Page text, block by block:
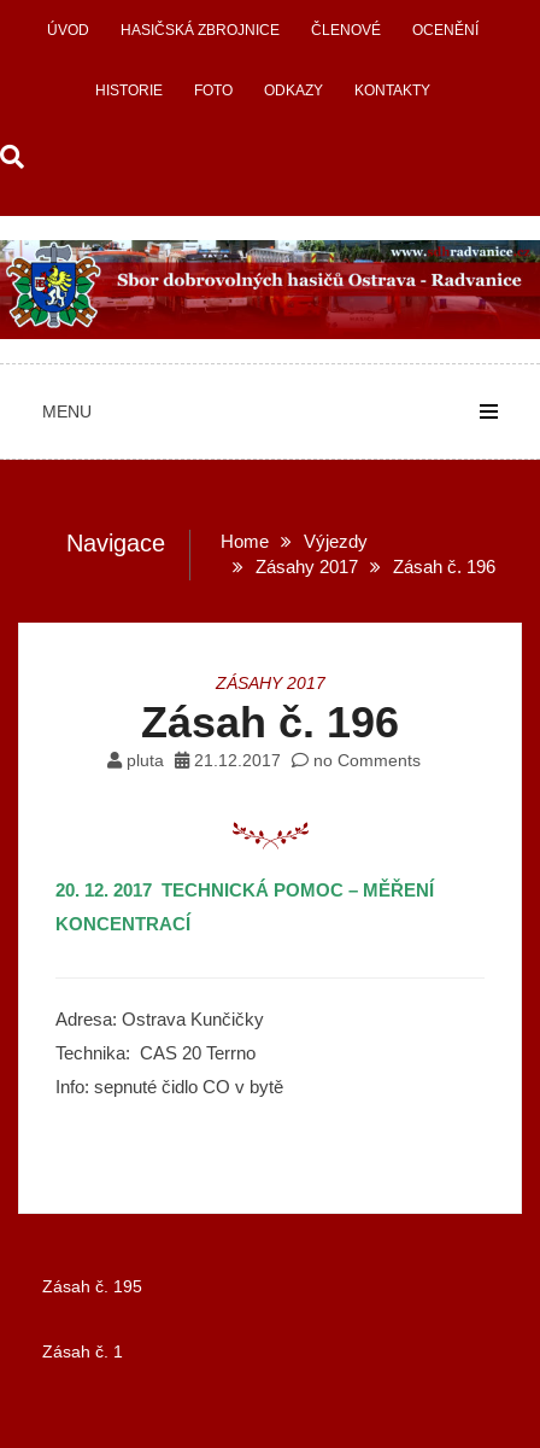
ÚVOD HASIČSKÁ ZBROJNICE ČLENOVÉ OCENĚNÍ
HISTORIE FOTO ODKAZY KONTAKTY
MENU
Navigace Home
Výjezdy
Zásahy 2017
Zásah č. 196
ZÁSAHY 2017
Zásah č. 196
pluta 21.12.2017 no Comments
20. 12. 2017 TECHNICKÁ POMOC – MĚŘENÍ
KONCENTRACÍ
Adresa: Ostrava Kunčičky
Technika: CAS 20 Terrno
Info: sepnuté čidlo CO v bytě
Zásah č. 195
Zásah č. 1